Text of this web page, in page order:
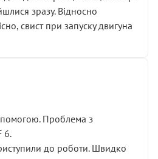
зразу. Відносно
свист при запуску двигуна
Проблема з
6.
до роботи. Швидко